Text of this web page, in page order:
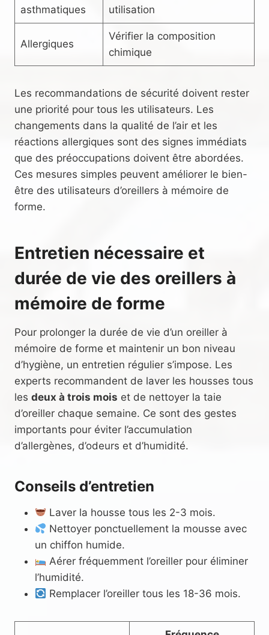
asthmatiques
utilisation
Allergiques
Vérifier la composition
chimique
Les recommandations de sécurité doivent rester
une priorité pour tous les utilisateurs. Les
changements dans la qualité de l’air et les
réactions allergiques sont des signes immédiats
que des préoccupations doivent être abordées.
Ces mesures simples peuvent améliorer le bien-
être des utilisateurs d’oreillers à mémoire de
forme.
Entretien nécessaire et
durée de vie des oreillers à
mémoire de forme
Pour prolonger la durée de vie d’un oreiller à
mémoire de forme et maintenir un bon niveau
d’hygiène, un entretien régulier s’impose. Les
experts recommandent de laver les housses tous
les deux à trois mois et de nettoyer la taie
d’oreiller chaque semaine. Ce sont des gestes
importants pour éviter l’accumulation
d’allergènes, d’odeurs et d’humidité.
Conseils d’entretien
Laver la housse tous les 2-3 mois.
Nettoyer ponctuellement la mousse avec
un chiffon humide.
Aérer fréquemment l’oreiller pour éliminer
l’humidité.
Remplacer l’oreiller tous les 18-36 mois.